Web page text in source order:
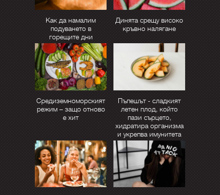
Как да намалим
подуването в
горещите дни
Динята срещу високо
кръвно налягане
Средиземноморският
режим – защо отново
е хит
Пъпешът - сладкият
летен плод, който
пази сърцето,
хидратира организма
и укрепва имунитета